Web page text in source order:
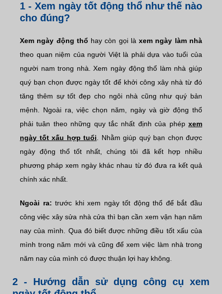
1 - Xem ngày tốt động thổ như thế nào
cho đúng?
Xem ngày động thổ hay còn gọi làxem ngày làm nhà
theo quan niệm của người Việt là phải dựa vào tuổi của
người nam trong nhà. Xem ngày động thổ làm nhà giúp
quý bạn chọn được ngày tốt để khởi công xây nhà từ đó
tăng thêm sự tốt đẹp cho ngôi nhà cũng như quý bản
mệnh. Ngoài ra, việc chọn năm, ngày và giờ động thổ
phải tuân theo những quy tắc nhất định của phép xem
ngày tốt xấu hợp tuổi . Nhằm giúp quý bạn chọn được
ngày động thổ tốt nhất, chúng tôi đã kết hợp nhiều
phương pháp xem ngày khác nhau từ đó đưa ra kết quả
chính xác nhất.
Ngoài ra: trước khi xem ngày tốt động thổ để bắt đầu
công việc xây sửa nhà cửa thì bạn cần xem vận hạn năm
naycủa mình. Qua đó biết được những điều tốt xấu của
mình trong năm mới và cũng để xem việc làm nhà trong
năm nay của mình có được thuận lợi hay không.
2 - Hướng dẫn sử dụng công cụ xem